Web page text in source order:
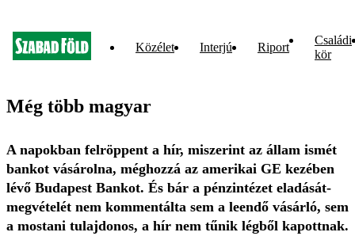
Közélet Interjú Riport
Családi
kör
Még több magyar
A napokban felröppent a hír, miszerint az állam ismét
bankot vásárolna, méghozzá az amerikai GE kezében
lévő Budapest Bankot. És bár a pénzintézet eladását-
megvételét nem kommentálta sem a leendő vásárló, sem
a mostani tulajdonos, a hír nem tűnik légből kapottnak.